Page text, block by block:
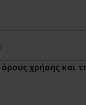
όρους χρήσης και